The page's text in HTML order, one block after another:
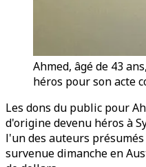
Ahmed, âgé de 43
héros pour son acte
Les dons du public pour
d'origine devenu héros à
l'un des auteurs
survenue dimanche en